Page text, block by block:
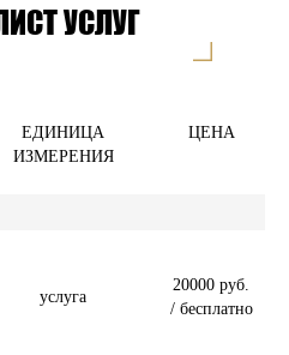
УСЛУГ
ЕДИНИЦА
ИЗМЕРЕНИЯ
ЦЕНА
услуга
20000 руб.
/ бесплатно